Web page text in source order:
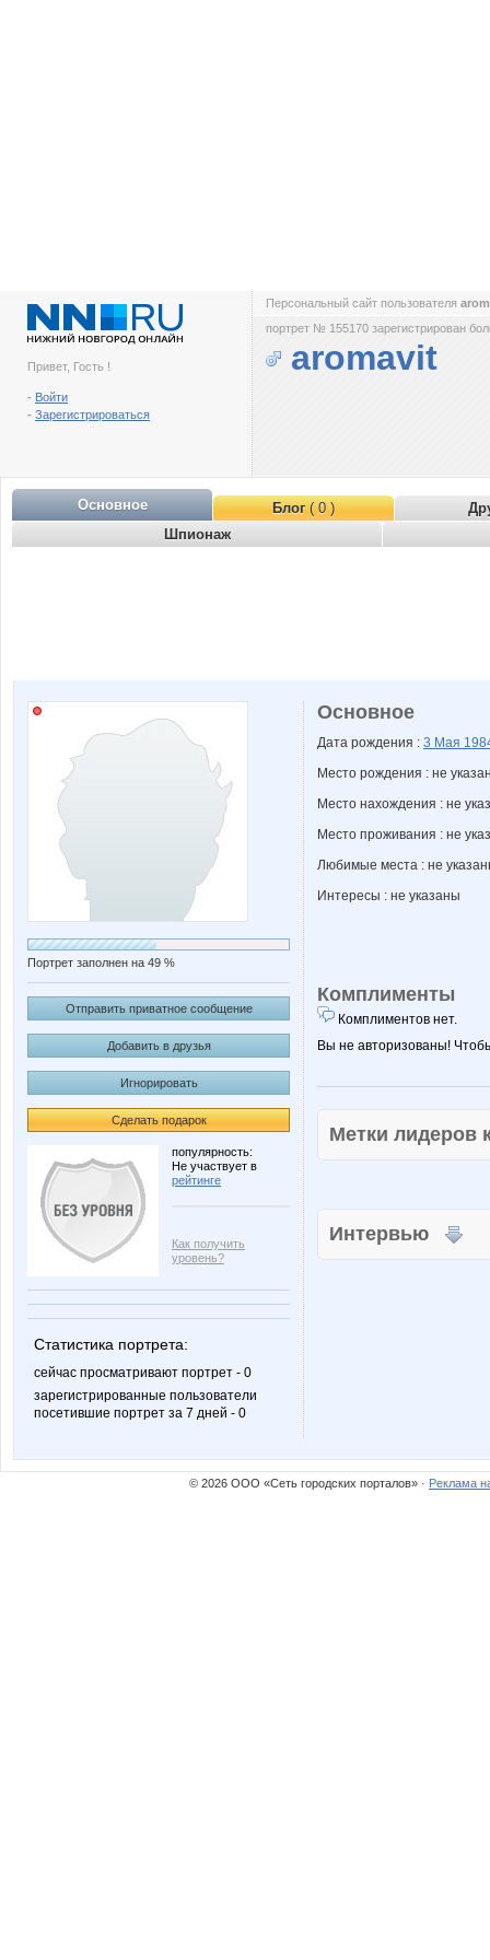
Привет, Гость !
- Войти
- Зарегистрироваться
Персональный сайт пользователя
портрет № 155170 зарегистрирован
aromavit
Основное Блог( 0 )
Шпионаж
Портрет заполнен на 49 %
Отправить приватное сообщение
Добавить в друзья
Игнорировать
Сделать подарок
популярность:
Не участвует в
рейтинге
Как получить
уровень?
Статистика портрета:
сейчас просматривают портрет - 0
зарегистрированные пользователи
посетившие портрет за 7 дней - 0
Основное
Дата рождения : 3 Мая
Место рождения : не
Место нахождения : не
Место проживания : не
Любимые места : не
Интересы : не указаны
Комплименты
Комплиментов нет.
Вы не авторизованы!
Метки
Интервью
© 2026 ООО «Сеть городских порталов» · Реклама